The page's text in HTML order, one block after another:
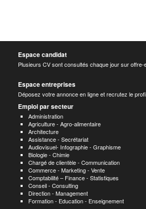
Espace candidat
Plusieurs CV sont consultés chaque jour sur offre-
Espace entreprises
Déposez votre annonce en ligne et recrutez le
Emploi par secteur
Administration
Agriculture - Agro-alimentaire
Architecture
Assistance - Secrétariat
Audiovisuel- Infographie - Graphisme
Biologie - Chimie
Chargé de clientèle - Communication
Commerce - Marketing - Vente
Comptabilité – Finance - Statistiques
Conseil - Consulting
Direction - Management
Formation - Education - Enseignement